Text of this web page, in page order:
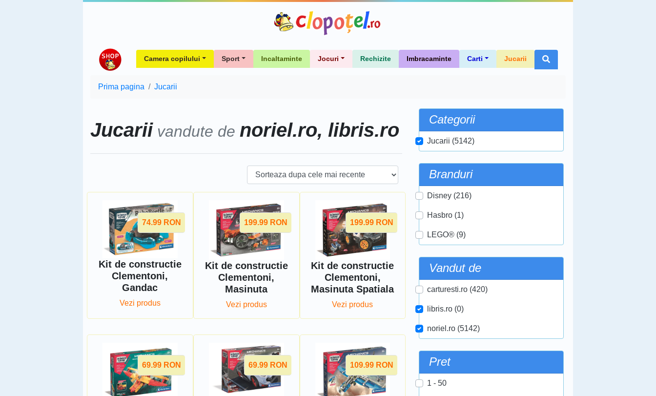
Camera copilului Sport Incaltaminte Jocuri Rechizite Imbracaminte Carti Jucarii
Prima pagina Jucarii
Jucarii vandute de noriel.ro, libris.ro
74.99 RON
Kit de constructie
Clementoni,
Gandac
Vezi produs
199.99 RON
Kit de constructie
Clementoni,
Masinuta
Vezi produs
199.99 RON
Kit de constructie
Clementoni,
Masinuta Spatiala
Vezi produs
69.99 RON 69.99 RON 109.99 RON
Categorii
Jucarii (5142)
Branduri
Disney (216)
Hasbro (1)
LEGO® (9)
Vandut de
carturesti.ro (420)
libris.ro (0)
noriel.ro (5142)
Pret
1 - 50